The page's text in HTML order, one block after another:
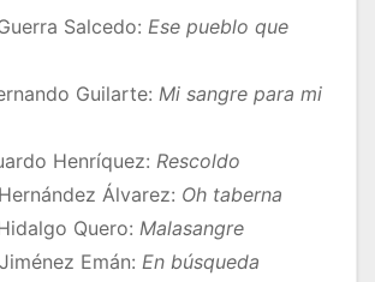
Salcedo: Ese pueblo que
Guilarte: Mi sangre para mi
Henríquez: Rescoldo
Álvarez: Oh taberna
Quero: Malasangre
Emán: En búsqueda